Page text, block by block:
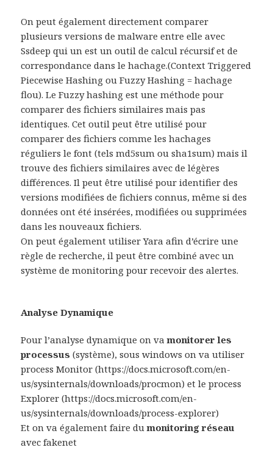
On peut également directement comparer
plusieurs versions de malware entre elle avec
Ssdeep qui un est un outil de calcul récursif et de
correspondance dans le hachage.(Context Triggered
Piecewise Hashing ou Fuzzy Hashing = hachage
flou). Le Fuzzy hashing est une méthode pour
comparer des fichiers similaires mais pas
identiques. Cet outil peut être utilisé pour
comparer des fichiers comme les hachages
réguliers le font (tels md5sum ou sha1sum) mais il
trouve des fichiers similaires avec de légères
différences. Il peut être utilisé pour identifier des
versions modifiées de fichiers connus, même si des
données ont été insérées, modifiées ou supprimées
dans les nouveaux fichiers.
On peut également utiliser Yara afin d’écrire une
règle de recherche, il peut être combiné avec un
système de monitoring pour recevoir des alertes.
Analyse Dynamique
Pour l’analyse dynamique on vamonitorer les
processus (système), sous windows on va utiliser
process Monitor (https://docs.microsoft.com/en-
us/sysinternals/downloads/procmon) et le process
Explorer (https://docs.microsoft.com/en-
us/sysinternals/downloads/process-explorer)
Et on va également faire dumonitoring réseau
avec fakenet